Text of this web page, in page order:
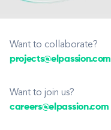
Want to collaborate?
projects@elpassion.com
Want to join us?
careers@elpassion.com